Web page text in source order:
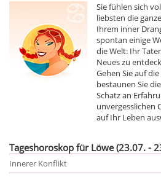
Sie fühlen sich
liebsten die
Ihrem inner
spontan einige
die Welt: Ihr
Neues zu
Gehen Sie auf
bestaunen Sie
Schatz an
unvergesslichen
auf Ihr Leben
Tageshoroskop für Löwe (23.07. -
Innerer Konflikt